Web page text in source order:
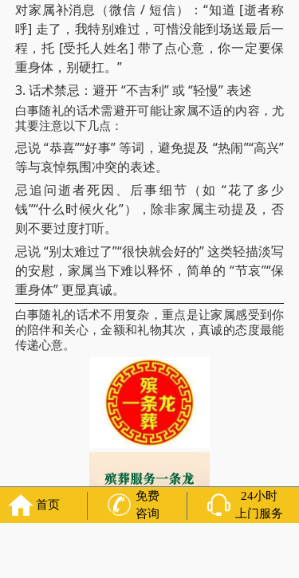
对家属补消息（微信 / 短信）：“知道 [逝者称
呼] 走了，我特别难过，可惜没能到场送最后一
程，托 [受托人姓名] 带了点心意，你一定要保
重身体，别硬扛。”
3. 话术禁忌：避开 “不吉利” 或 “轻慢” 表述
白事随礼的话术需避开可能让家属不适的内容，尤
其要注意以下几点：
忌说 “恭喜”“好事” 等词，避免提及 “热闹”“高兴”
等与哀悼氛围冲突的表述。
忌追问逝者死因、后事细节（如 “花了多少
钱”“什么时候火化”），除非家属主动提及，否
则不要过度打听。
忌说 “别太难过了”“很快就会好的” 这类轻描淡写
的安慰，家属当下难以释怀，简单的 “节哀”“保
重身体” 更显真诚。
白事随礼的话术不用复杂，重点是让家属感受到你
的陪伴和关心，金额和礼物其次，真诚的态度最能
传递心意。
首页
免费
咨询
24小时
上门服务